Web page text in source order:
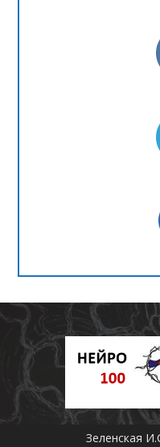
Зеленская